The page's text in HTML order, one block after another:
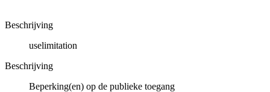
Beschrijving
uselimitation
Beschrijving
Beperking(en) op de publieke toegang